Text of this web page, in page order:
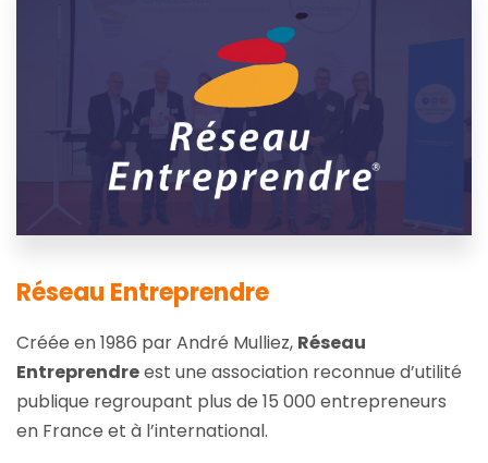
Réseau Entreprendre
Créée en 1986 par André Mulliez, Réseau
Entreprendreest une association reconnue d’utilité
publique regroupant plus de 15 000 entrepreneurs
en France et à l’international.